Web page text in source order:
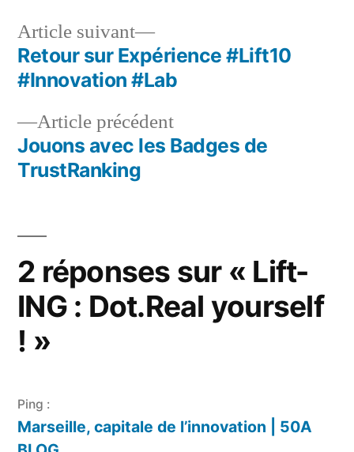
Navigation
l’article
Article précédentArticle
précédent :
Jouons avec les Badges de
TrustRanking
Article suivant
Article
suivant :
Retour sur Expérience #Lift10
#Innovation #Lab
2 réponses sur « Lift-
ING : Dot.Real yourself
! »
Ping :
Marseille, capitale de l’innovation | 50A